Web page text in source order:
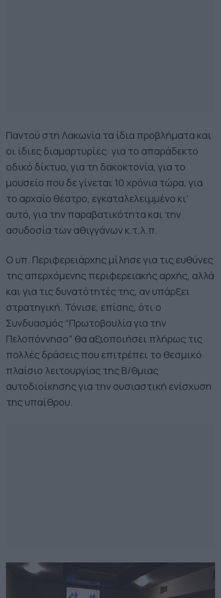
Παντού στη Λακωνία τα ίδια προβλήματα και
οι ίδιες διαμαρτυρίες: για το απαράδεκτο
οδικό δίκτυο, για τη δακοκτονία, για το
μουσείο που δε γίνεται 10 χρόνια τώρα, για
το αρχαίο θέατρο, εγκαταλελειμμένο κι’
αυτό, για την παραβατικότητα και την
ασυδοσία των αθιγγάνων κ.τ.λ.π.
Ο υπ. Περιφερειάρχης μίλησε για τις ευθύνες
της απερχόμενης περιφερειακής αρχής, αλλά
και για τις δυνατότητές της, αν υπάρξει
στρατηγική. Τόνισε, επίσης, ότι ο
Συνδυασμός “Πρωτοβουλία για την
Πελοπόννησο” θα αξιοποιήσει πλήρως τις
πολλές δράσεις που επιτρέπει το θεσμικό
πλαίσιο λειτουργίας της Β/θμιας
αυτοδιοίκησης για την ουσιαστική ενίσχυση
της υπαίθρου.